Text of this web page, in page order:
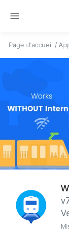
menu
Page d'accueil /